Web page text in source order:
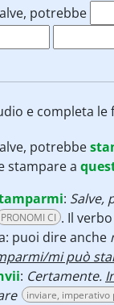
potrebbe
e completa le
potrebbe
stampare a
: Salve,
PRONOMI CI . Il verbo
puoi dire anche
mi può
: Certamente.
inviare, imperativo